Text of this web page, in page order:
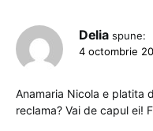
Delia spune:
4 octombrie
Anamaria Nicola e platita
reclama? Vai de capul ei!